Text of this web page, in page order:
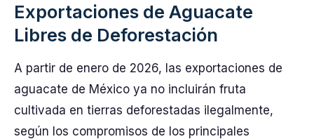
Exportaciones de Aguacate
Libres de Deforestación
A partir de enero de 2026, las exportaciones de
aguacate de México ya no incluirán fruta
cultivada en tierras deforestadas ilegalmente,
según los compromisos de los principales